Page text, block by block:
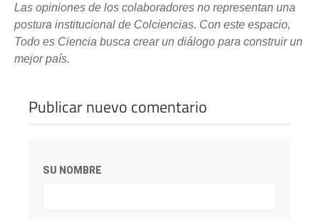
Las opiniones de los colaboradores no representan una
postura institucional de Colciencias. Con este espacio,
Todo es Ciencia busca crear un diálogo para construir un
mejor país.
Publicar nuevo comentario
SU NOMBRE